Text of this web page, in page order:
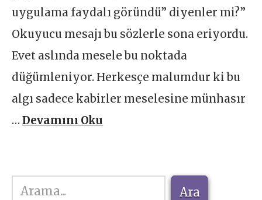
uygulama faydalı göründü” diyenler mi?”
Okuyucu mesajı bu sözlerle sona eriyordu.
Evet aslında mesele bu noktada
düğümleniyor. Herkesçe malumdur ki bu
algı sadece kabirler meselesine münhasır
…Devamını Oku
Ara
Ara